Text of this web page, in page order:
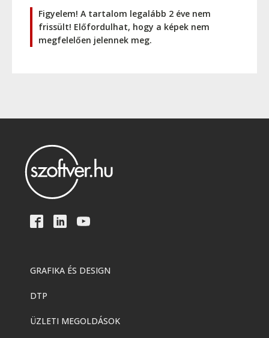
Figyelem! A tartalom legalább 2 éve nem
frissült! Előfordulhat, hogy a képek nem
megfelelően jelennek meg.
GRAFIKA ÉS DESIGN
DTP
ÜZLETI MEGOLDÁSOK